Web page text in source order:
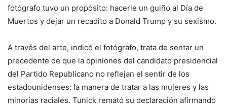
fotógrafo tuvo un propósito: hacerle un guiño al Día de
Muertos y dejar un recadito a Donald Trump y su sexismo.
A través del arte, indicó el fotógrafo, trata de sentar un
precedente de que la opiniones del candidato presidencial
del Partido Republicano no reflejan el sentir de los
estadounidenses: la manera de tratar a las mujeres y las
minorías raciales. Tunick remató su declaración afirmando